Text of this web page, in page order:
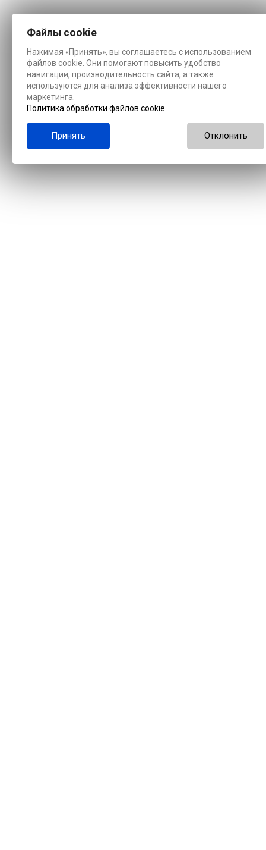
Файлы cookie
Нажимая «Принять», вы соглашаетесь с использованием
файлов cookie. Они помогают повысить удобство
навигации, производительность сайта, а также
используются для анализа эффективности нашего
маркетинга.
Политика обработки файлов cookie
Принять Отклонить